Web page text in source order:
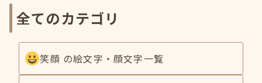
全てのカテゴリ
笑顔 の絵文字・顔文字一覧